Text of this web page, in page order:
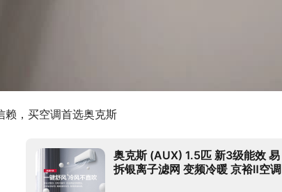
赖，买空调首选奥克斯
奥克斯 (AUX) 1.5匹 新3级能效 易
拆银离子滤网 变频冷暖 京裕Ⅱ空调